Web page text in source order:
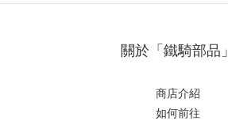
關於「鐵騎部品」
商店介紹
如何前往